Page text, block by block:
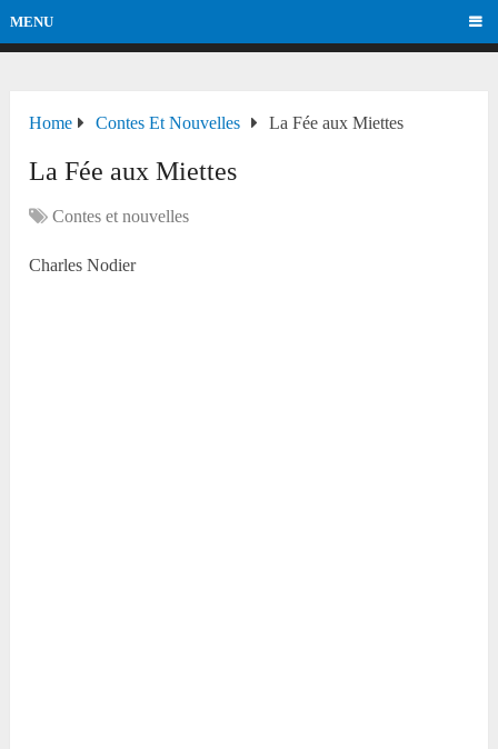
MENU
Home Contes Et Nouvelles La Fée aux Miettes
La Fée aux Miettes
Contes et nouvelles
Charles Nodier